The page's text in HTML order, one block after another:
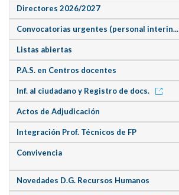
Directores 2026/2027
Convocatorias urgentes (personal interin...
Listas abiertas
P.A.S. en Centros docentes
Inf. al ciudadano y Registro de docs.
Actos de Adjudicación
Integración Prof. Técnicos de FP
Convivencia
Novedades D.G. Recursos Humanos